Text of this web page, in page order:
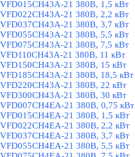
VFD015CH43A-21 380В, 1,5 кВт
VFD022CH43A-21 380В, 2,2 кВт
VFD037CH43A-21 380В, 3,7 кВт
VFD055CH43A-21 380В, 5,5 кВт
VFD075CH43A-21 380В, 7,5 кВт
VFD110CH43A-21 380В, 11 кВт
VFD150CH43A-21 380В, 15 кВт
VFD185CH43A-21 380В, 18,5 кВт
VFD220CH43A-21 380В, 22 кВт
VFD300CH43A-21 380В, 30 кВт
VFD007CH4EA-21 380В, 0,75 кВт
VFD015CH4EA-21 380В, 1,5 кВт
VFD022CH4EA-21 380В, 2,2 кВт
VFD037CH4EA-21 380В, 3,7 кВт
VFD055CH4EA-21 380В, 5,5 кВт